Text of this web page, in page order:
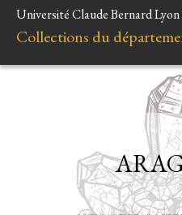
Université Claude Bernard Lyon
Collections du